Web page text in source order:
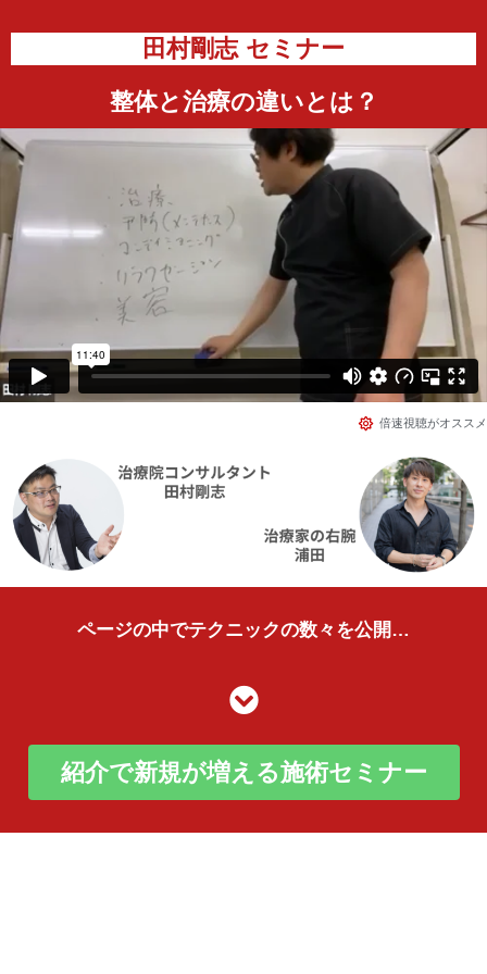
田村剛志 セミナー
整体と治療の違いとは？
倍速視聴がオススメ
ページの中でテクニックの数々を公開…
紹介で新規が増える施術セミナー